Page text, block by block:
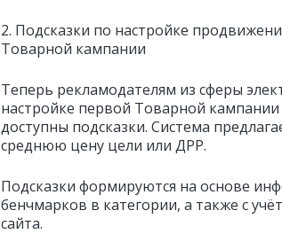
2. Подсказки по настройке
Товарной кампании
Теперь рекламодателям из сферы
настройке первой Товарной
доступны подсказки. Система
среднюю цену цели или ДРР.
Подсказки формируются на основе
бенчмарков в категории, а также с
сайта.